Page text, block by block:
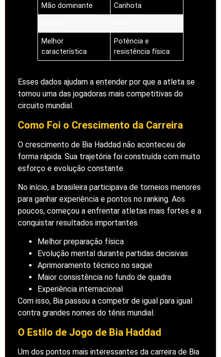
Mão dominante Canhota
Melhor
característica
Potência e
resistência física
Esses dados ajudam a entender por que a atleta se
tornou uma das jogadoras mais competitivas do
circuito mundial.
Como Foi o Crescimento da Carreira
O crescimento de Bia Haddad não aconteceu de
forma rápida. Sua trajetória foi construída com muito
esforço e evolução constante.
No início, a brasileira participava de torneios menores
para ganhar experiência e pontos no ranking. Aos
poucos, começou a enfrentar atletas mais fortes e a
conquistar resultados importantes.
Melhor preparação física
Evolução mental durante partidas decisivas
Aprimoramento técnico no saque
Maior consistência no fundo de quadra
Experiência internacional
Com isso, Bia passou a competir de igual para igual
contra grandes nomes do tênis mundial.
O Estilo de Jogo de Bia Haddad
Um dos pontos mais interessantes da carreira de Bia